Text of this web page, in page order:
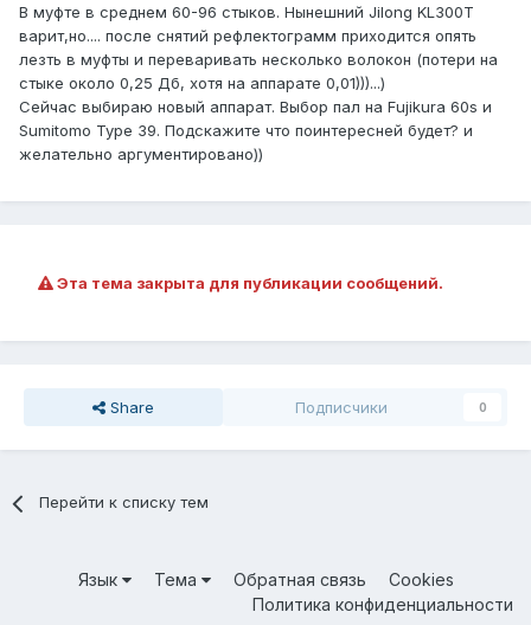
В муфте в среднем 60-96 стыков. Нынешний Jilong KL300T
варит,но.... после снятий рефлектограмм приходится опять
лезть в муфты и переваривать несколько волокон (потери на
стыке около 0,25 Дб, хотя на аппарате 0,01)))...)
Сейчас выбираю новый аппарат. Выбор пал на Fujikura 60s и
Sumitomo Type 39. Подскажите что поинтересней будет? и
желательно аргументировано))
Эта тема закрыта для публикации сообщений.
Share Подписчики 0
Перейти к списку тем
Язык Тема Обратная связь
Cookies
Политика конфиденциальности